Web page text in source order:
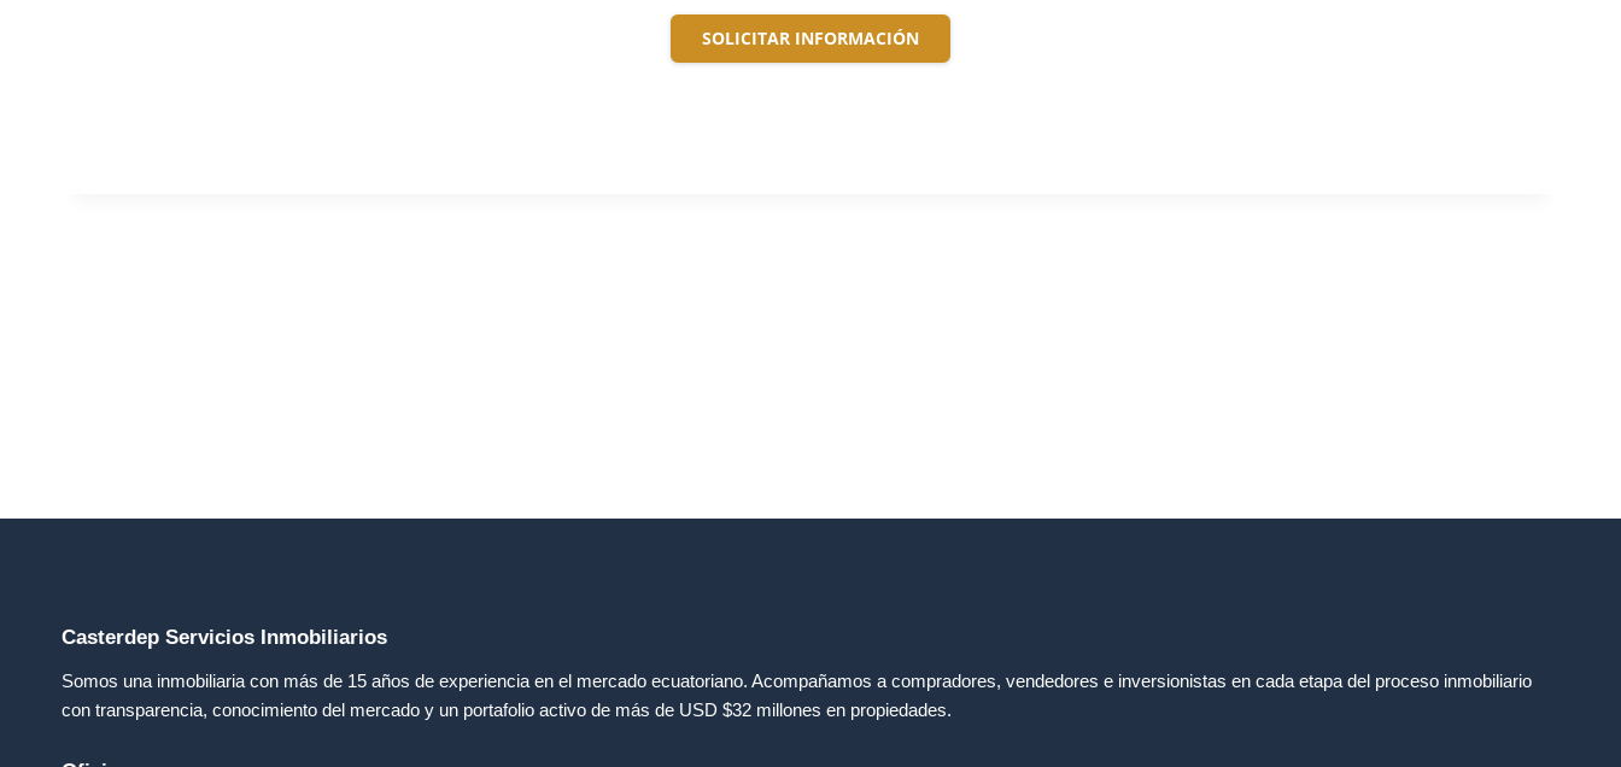
SOLICITAR INFORMACIÓN
Casterdep Servicios Inmobiliarios
Somos una inmobiliaria con más de 15 años de experiencia en el mercado ecuatoriano. Acompañamos a compradores, vendedores e inversionistas en cada etapa del proceso inmobiliario
con transparencia, conocimiento del mercado y un portafolio activo de más de USD $32 millones en propiedades.